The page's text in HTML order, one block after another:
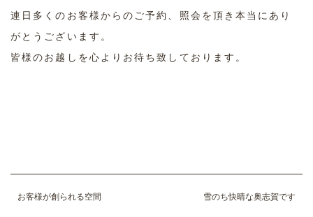
連日多くのお客様からのご予約、照会を頂き本当にあり
がとうございます。
皆様のお越しを心よりお待ち致しております。
お客様が創られる空間 雪のち快晴な奥志賀です